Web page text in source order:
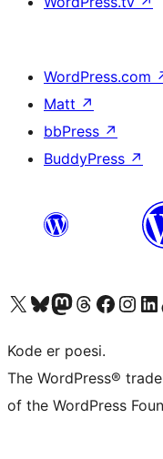
WordPress.com
Matt ↗
bbPress ↗
BuddyPress ↗
Besøk vår konto på X Visit our Bluesky account
Besøk vår Mastodon-konto
Visit our Threads account
Besøk vår Facebook-side
Besøk vårBesøk
Kode er poesi.
The WordPress®
of the WordPress